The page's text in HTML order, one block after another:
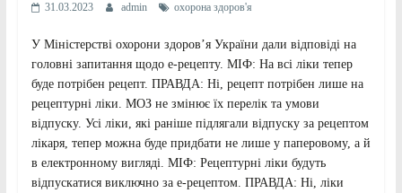
31.03.2023 admin охорона здоров'я
У Міністерстві охорони здоров’я України дали відповіді на
головні запитання щодо е-рецепту. МІФ: На всі ліки тепер
буде потрібен рецепт. ПРАВДА: Ні, рецепт потрібен лише на
рецептурні ліки. МОЗ не змінює їх перелік та умови
відпуску. Усі ліки, які раніше підлягали відпуску за рецептом
лікаря, тепер можна буде придбати не лише у паперовому, а й
в електронному вигляді. МІФ: Рецептурні ліки будуть
відпускатися виключно за е-рецептом. ПРАВДА: Ні, ліки